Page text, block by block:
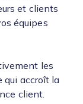
et clients
équipes
les
qui accroît la
client.